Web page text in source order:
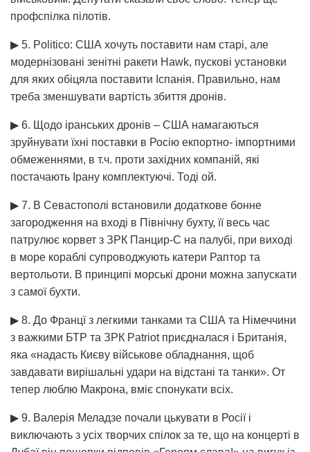
профспілка пілотів.
▶ 5. Politico: США хочуть поставити нам старі, але
модернізовані зенітні ракети Hawk, пускові установки
для яких обіцяла поставити Іспанія. Правильно, нам
треба зменшувати вартість збиття дронів.
▶ 6. Щодо іранських дронів – США намагаються
зруйнувати їхні поставки в Росію екпортно- імпортними
обмеженнями, в т.ч. проти західних компаній, які
постачають Ірану комплектуючі. Тоді ой.
▶ 7. В Севастополі встановили додаткове бонне
загородження на вході в Північну бухту, її весь час
патрулює корвет з ЗРК Панцир-С на палубі, при виході
в море кораблі супроводжують катери Раптор та
вертольоти. В принципі морські дрони можна запускати
з самої бухти.
▶ 8. До Францї з легкими танками та США та Німеччини
з важкими БТР та ЗРК Patriot приєдналася і Британія,
яка «надасть Києву військове обладнання, щоб
завдавати вирішальні удари на відстані та танки». От
тепер люблю Макрона, вміє спонукати всіх.
▶ 9. Валерія Меладзе почали цькувати в Росії і
виключають з усіх творчих спілок за те, що на концерті в